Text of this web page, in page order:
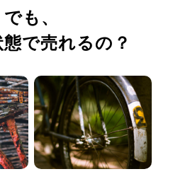
でも、
で売れるの？